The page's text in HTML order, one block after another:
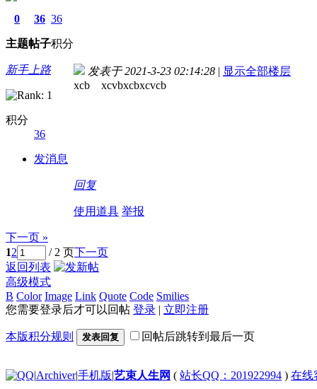
0
主题
36
帖子
36
积分
新手上路
积分
36
发消息
发表于 2021-3-23 02:14:28 | 显示全部楼层
xcb xcvbxcbxcvcb
回复
使用道具 举报
下一页 »
12 / 2 页下一页
返回列表
高级模式
B Color Image Link Quote Code Smilies
您需要登录后才可以回帖 登录 | 立即注册
本版积分规则 发表回复 回帖后跳转到最后一页
|Archiver|手机版|艺束人生网 ( 站长QQ：201922994 ) 在线